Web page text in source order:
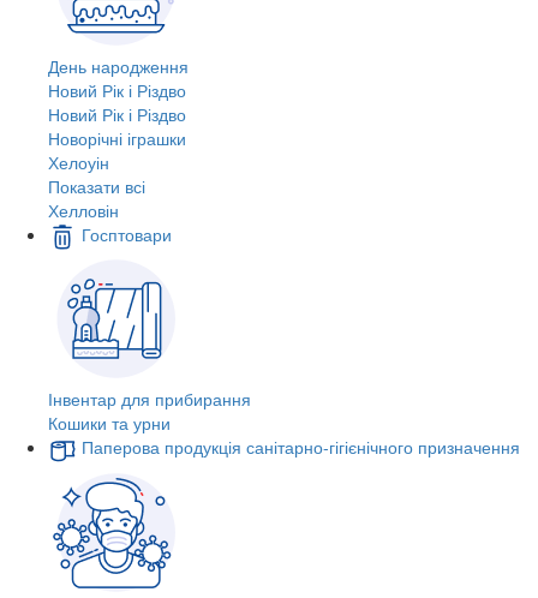
День народження
Новий Рік і Різдво
Новий Рік і Різдво
Новорічні іграшки
Хелоуін
Показати всі
Хелловін
Госптовари
Інвентар для прибирання
Кошики та урни
Паперова продукція санітарно-гігієнічного призначення